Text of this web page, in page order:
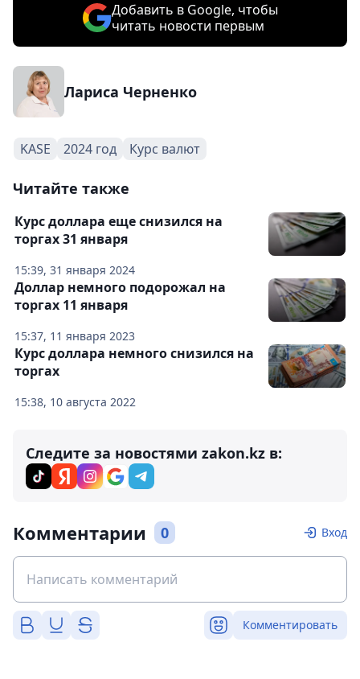
Добавить в Google, чтобы
читать новости первым
Лариса Черненко
KASE 2024 год Курс валют
Читайте также
15:39, 31 января 2024
Курс доллара еще снизился на
торгах 31 января
15:37, 11 января 2023
Доллар немного подорожал на
торгах 11 января
15:38, 10 августа 2022
Курс доллара немного снизился на
торгах
Следите за новостями zakon.kz в:
Комментарии 0 Вход
Комментировать